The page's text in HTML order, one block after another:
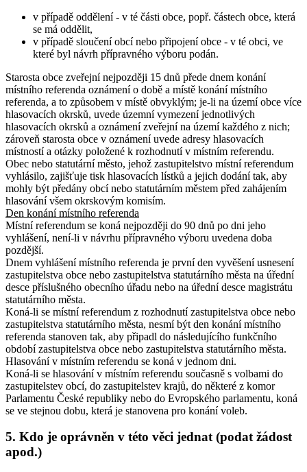
v případě oddělení - v té části obce, popř. částech obce, která
se má oddělit,
v případě sloučení obcí nebo připojení obce - v té obci, ve
které byl návrh přípravného výboru podán.
Starosta obce zveřejní nejpozději 15 dnů přede dnem konání
místního referenda oznámení o době a místě konání místního
referenda, a to způsobem v místě obvyklým; je-li na území obce více
hlasovacích okrsků, uvede územní vymezení jednotlivých
hlasovacích okrsků a oznámení zveřejní na území každého z nich;
zároveň starosta obce v oznámení uvede adresy hlasovacích
místností a otázky položené k rozhodnutí v místním referendu.
Obec nebo statutární město, jehož zastupitelstvo místní referendum
vyhlásilo, zajišťuje tisk hlasovacích lístků a jejich dodání tak, aby
mohly být předány obcí nebo statutárním městem před zahájením
hlasování všem okrskovým komisím.
Den konání místního referenda
Místní referendum se koná nejpozději do 90 dnů po dni jeho
vyhlášení, není-li v návrhu přípravného výboru uvedena doba
pozdější.
Dnem vyhlášení místního referenda je první den vyvěšení usnesení
zastupitelstva obce nebo zastupitelstva statutárního města na úřední
desce příslušného obecního úřadu nebo na úřední desce magistrátu
statutárního města.
Koná-li se místní referendum z rozhodnutí zastupitelstva obce nebo
zastupitelstva statutárního města, nesmí být den konání místního
referenda stanoven tak, aby připadl do následujícího funkčního
období zastupitelstva obce nebo zastupitelstva statutárního města.
Hlasování v místním referendu se koná v jednom dni.
Koná-li se hlasování v místním referendu současně s volbami do
zastupitelstev obcí, do zastupitelstev krajů, do některé z komor
Parlamentu České republiky nebo do Evropského parlamentu, koná
se ve stejnou dobu, která je stanovena pro konání voleb.
5. Kdo je oprávněn v této věci jednat (podat žádost
apod.)